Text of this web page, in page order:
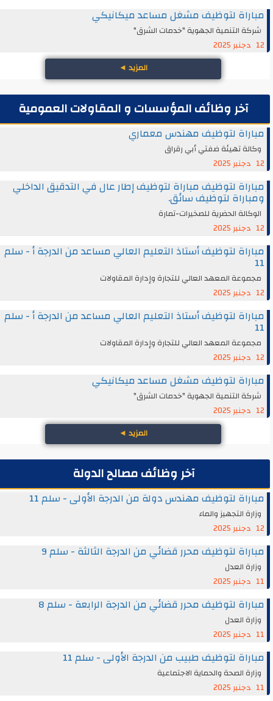
مباراة لتوظيف مشغل مساعد ميكانيكي
شركة التنمية الجهوية "خدمات الشرق"
12 دجنبر 2025
المزيد◄
آخر وظائف المؤسسات و المقاولات العمومية
مباراة لتوظيف مهندس معماري
وكالة تهيئة ضفتي أبي رقراق
12 دجنبر 2025
مباراة لتوظيف مباراة لتوظيف إطار عال في التدقيق الداخلي
ومباراة لتوظيف سائق.
الوكالة الحضرية للصخيرات-تمارة
12 دجنبر 2025
مباراة لتوظيف أستاذ التعليم العالي مساعد من الدرجة أ - سلم
11
مجموعة المعهد العالي للتجارة وإدارة المقاولات
12 دجنبر 2025
مباراة لتوظيف أستاذ التعليم العالي مساعد من الدرجة أ - سلم
11
مجموعة المعهد العالي للتجارة وإدارة المقاولات
12 دجنبر 2025
مباراة لتوظيف مشغل مساعد ميكانيكي
شركة التنمية الجهوية "خدمات الشرق"
12 دجنبر 2025
المزيد◄
آخر وظائف مصالح الدولة
مباراة لتوظيف مهندس دولة من الدرجة الأولى - سلم 11
وزارة التجهيز والماء
12 دجنبر 2025
مباراة لتوظيف محرر قضائي من الدرجة الثالثة - سلم 9
وزارة العدل
11 دجنبر 2025
مباراة لتوظيف محرر قضائي من الدرجة الرابعة - سلم 8
وزارة العدل
11 دجنبر 2025
مباراة لتوظيف طبيب من الدرجة الأولى - سلم 11
وزارة الصحة والحماية الاجتماعية
11 دجنبر 2025